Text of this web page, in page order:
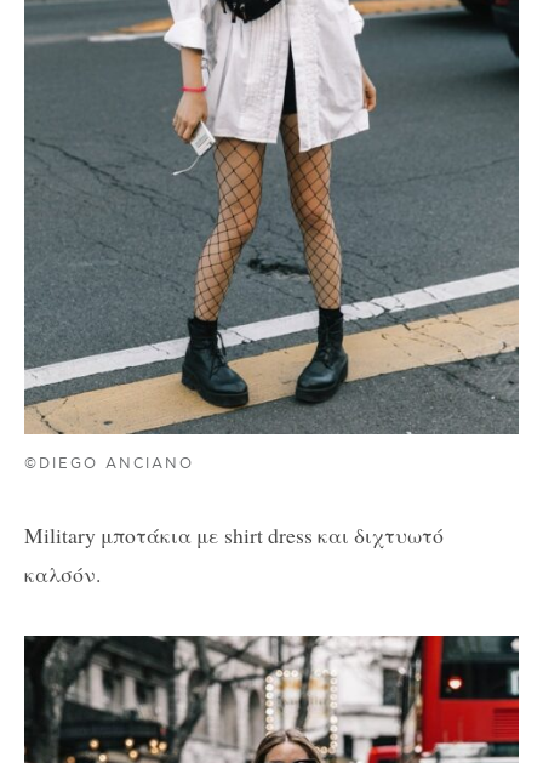
©DIEGO ANCIANO
Military μποτάκια με shirt dress και διχτυωτό
καλσόν.